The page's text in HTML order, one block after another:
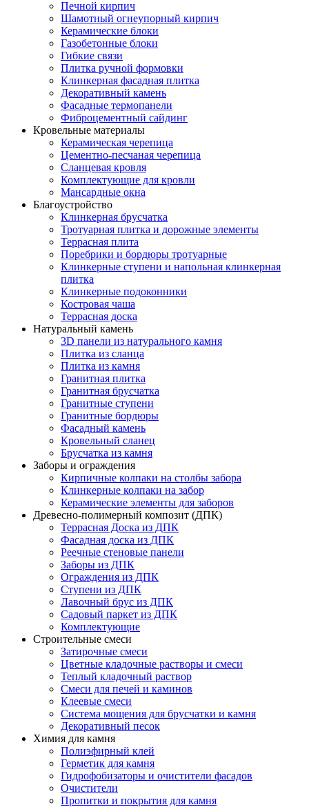
Печной кирпич
Шамотный огнеупорный кирпич
Керамические блоки
Газобетонные блоки
Гибкие связи
Плитка ручной формовки
Клинкерная фасадная плитка
Декоративный камень
Фасадные термопанели
Фиброцементный сайдинг
Кровельные материалы
Керамическая черепица
Цементно-песчаная черепица
Сланцевая кровля
Комплектующие для кровли
Мансардные окна
Благоустройство
Клинкерная брусчатка
Тротуарная плитка и дорожные элементы
Террасная плита
Поребрики и бордюры тротуарные
Клинкерные ступени и напольная клинкерная
плитка
Клинкерные подоконники
Костровая чаша
Террасная доска
Натуральный камень
3D панели из натурального камня
Плитка из сланца
Плитка из камня
Гранитная плитка
Гранитная брусчатка
Гранитные ступени
Гранитные бордюры
Фасадный камень
Кровельный сланец
Брусчатка из камня
Заборы и ограждения
Кирпичные колпаки на столбы забора
Клинкерные колпаки на забор
Керамические элементы для заборов
Древесно-полимерный композит (ДПК)
Террасная Доска из ДПК
Фасадная доска из ДПК
Реечные стеновые панели
Заборы из ДПК
Ограждения из ДПК
Ступени из ДПК
Лавочный брус из ДПК
Садовый паркет из ДПК
Комплектующие
Строительные смеси
Затирочные смеси
Цветные кладочные растворы и смеси
Теплый кладочный раствор
Смеси для печей и каминов
Клеевые смеси
Система мощения для брусчатки и камня
Декоративный песок
Химия для камня
Полиэфирный клей
Герметик для камня
Гидрофобизаторы и очистители фасадов
Очистители
Пропитки и покрытия для камня